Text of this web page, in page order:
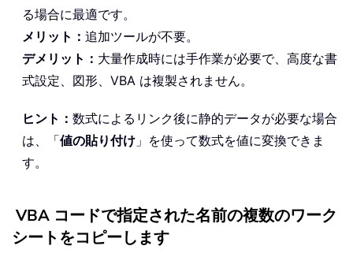
る場合に最適です。
メリット： 追加ツールが不要。
デメリット： 大量作成時には手作業が必要で、高度な書
式設定、図形、VBA は複製されません。
ヒント： 数式によるリンク後に静的データが必要な場合
は、「値の貼り付け 」を使って数式を値に変換できま
す。
VBA コードで指定された名前の複数のワーク
シートをコピーします